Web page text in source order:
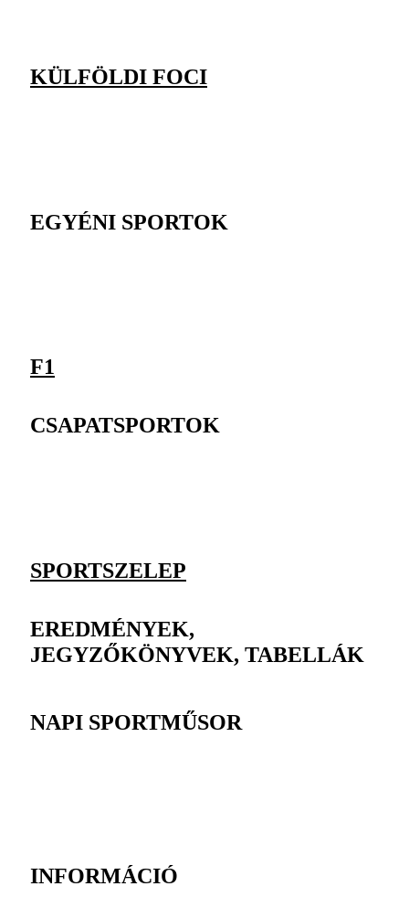
KÜLFÖLDI FOCI
EGYÉNI SPORTOK
F1
CSAPATSPORTOK
SPORTSZELEP
EREDMÉNYEK,
JEGYZŐKÖNYVEK, TABELLÁK
NAPI SPORTMŰSOR
INFORMÁCIÓ